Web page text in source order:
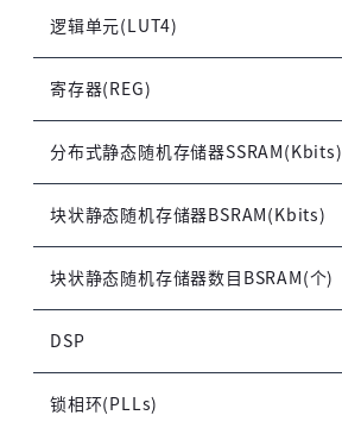
逻辑单元(LUT4)
寄存器(REG)
分布式静态随机存储器SSRAM(Kbits)
块状静态随机存储器BSRAM(Kbits)
块状静态随机存储器数目BSRAM(个)
DSP
锁相环(PLLs)